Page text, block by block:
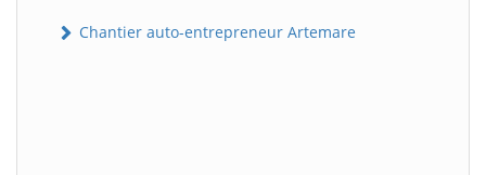
Chantier auto-entrepreneur Artemare